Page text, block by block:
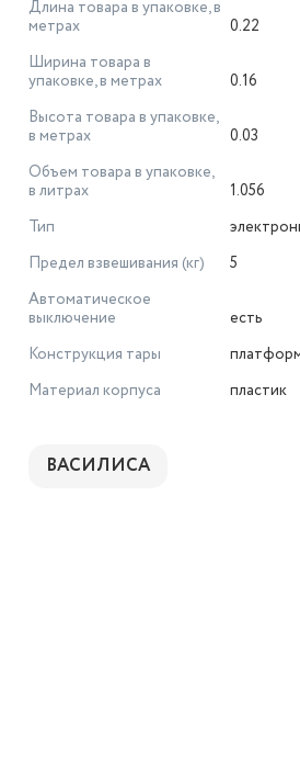
Длина товара в упаковке, в
метрах
0.22
Ширина товара в
упаковке, в метрах
0.16
Высота товара в упаковке,
в метрах
0.03
Объем товара в упаковке,
в литрах
1.056
Тип
Предел взвешивания (кг)
5
Автоматическое
выключение
есть
Конструкция тары
Материал корпуса
пластик
ВАСИЛИСА